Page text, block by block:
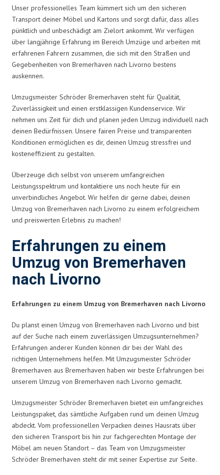
Unser professionelles Team kümmert sich um den sicheren
Transport deiner Möbel und Kartons und sorgt dafür, dass alles
pünktlich und unbeschädigt am Zielort ankommt. Wir verfügen
über langjährige Erfahrung im Bereich Umzüge und arbeiten mit
erfahrenen Fahrern zusammen, die sich mit den Straßen und
Gegebenheiten von Bremerhaven nach Livorno bestens
auskennen.
Umzugsmeister Schröder Bremerhaven steht für Qualität,
Zuverlässigkeit und einen erstklassigen Kundenservice. Wir
nehmen uns Zeit für dich und planen jeden Umzug individuell nach
deinen Bedürfnissen. Unsere fairen Preise und transparenten
Konditionen ermöglichen es dir, deinen Umzug stressfrei und
kosteneffizient zu gestalten.
Überzeuge dich selbst von unserem umfangreichen
Leistungsspektrum und kontaktiere uns noch heute für ein
unverbindliches Angebot. Wir helfen dir gerne dabei, deinen
Umzug von Bremerhaven nach Livorno zu einem erfolgreichem
und preiswerten Erlebnis zu machen!
Erfahrungen zu einem
Umzug von Bremerhaven
nach Livorno
Erfahrungen zu einem Umzug von Bremerhaven nach Livorno
Du planst einen Umzug von Bremerhaven nach Livorno und bist
auf der Suche nach einem zuverlässigen Umzugsunternehmen?
Erfahrungen anderer Kunden können dir bei der Wahl des
richtigen Unternehmens helfen. Mit Umzugsmeister Schröder
Bremerhaven aus Bremerhaven haben wir beste Erfahrungen bei
unserem Umzug von Bremerhaven nach Livorno gemacht.
Umzugsmeister Schröder Bremerhaven bietet ein umfangreiches
Leistungspaket, das sämtliche Aufgaben rund um deinen Umzug
abdeckt. Vom professionellen Verpacken deines Hausrats über
den sicheren Transport bis hin zur fachgerechten Montage der
Möbel am neuen Standort – das Team von Umzugsmeister
Schröder Bremerhaven steht dir mit seiner Expertise zur Seite.